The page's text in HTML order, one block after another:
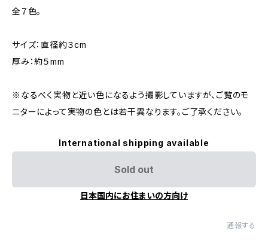
全７色。
サイズ：直径約３cm
厚み：約５mm
※なるべく実物と近い色になるよう撮影していますが、ご覧のモ
ニターによって実物の色とは若干異なります。ご了承ください。
International shipping available
Sold out
日本国内にお住まいの方向け
通報する